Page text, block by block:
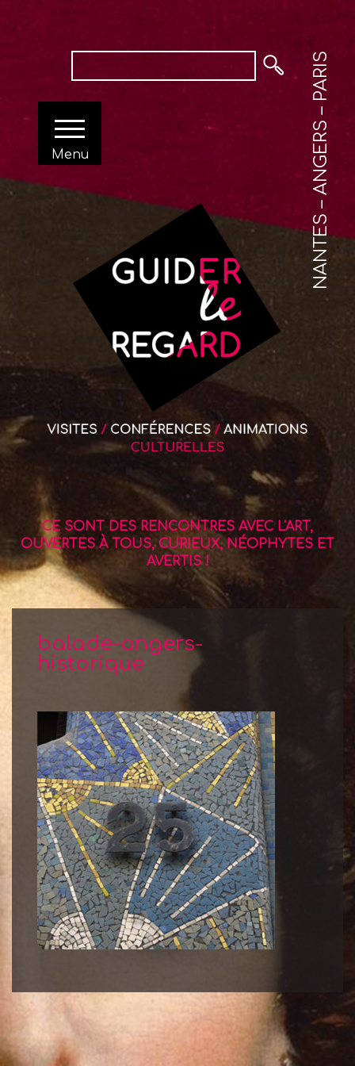
NANTES – ANGERS – PARIS
Menu
CE SONT DES RENCONTRES AVEC L'ART,
OUVERTES À TOUS, CURIEUX, NÉOPHYTES ET
AVERTIS !
balade-angers-
historique